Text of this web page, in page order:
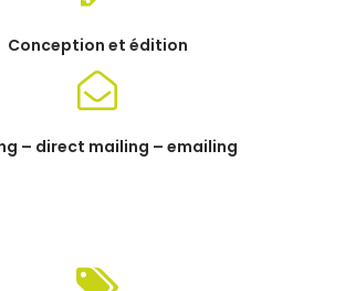
Conception et édition
– direct mailing – emailing